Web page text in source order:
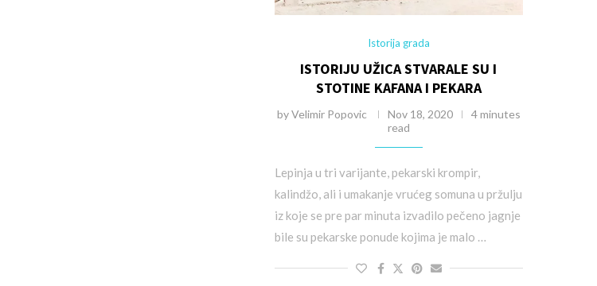
Istorija grada
ISTORIJU UŽICA STVARALE SU I
STOTINE KAFANA I PEKARA
byVelimir Popovic Nov 18, 2020
4 minutes
read
Lepinja u tri varijante, pekarski krompir,
kalindžo, ali i umakanje vrućeg somuna u pržulju
iz koje se pre par minuta izvadilo pečeno jagnje
bile su pekarske ponude kojima je malo …